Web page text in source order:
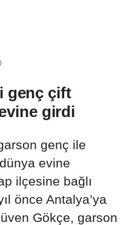
genç çift
girdi
genç ile
evine
ilçesine bağlı
önce Antalya’ya
Gökçe, garson